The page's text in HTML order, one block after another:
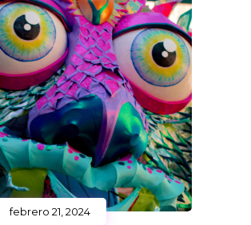
febrero 21, 2024